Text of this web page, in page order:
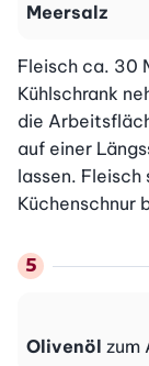
Meersalz
Fleisch ca. 30
Kühlschrank
die
auf einer
lassen.
Küchenschnur
Olivenöl zum